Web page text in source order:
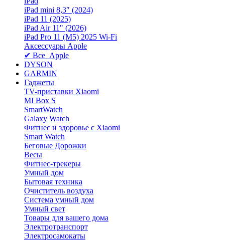
iPad mini 8,3″ (2024)
iPad 11 (2025)
iPad Air 11" (2026)
iPad Pro 11 (M5) 2025 Wi-Fi
Аксессуары Apple
✔ Все Apple
DYSON
GARMIN
Гаджеты
TV-приставки Xiaomi
MI Box S
SmartWatch
Galaxy Watch
Фитнес и здоровье с Xiaomi
Smart Watch
Беговые Дорожки
Весы
Фитнес-трекеры
Умный дом
Бытовая техника
Очиститель воздуха
Система умный дом
Умный свет
Товары для вашего дома
Электротранспорт
Электросамокаты